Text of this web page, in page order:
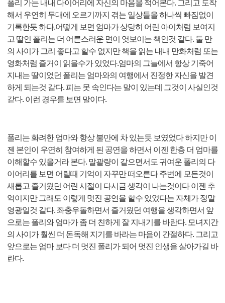
폴리 가는 내내 다이어리에 자신의 마음을 적어본다. 그리고 도착
해서 우연히 무대에 오르기까지 겪는 일상들을 하나씩 빠짐없이
기록한듯 하다.어떻게 보면 엄마가 상당히 어린 아이처럼 보여지
고 딸인 폴리는 더 어른스러운 면이 엿보이는 책인것 같다. 둘 만
의 사이가 그리 좋다고 할수 없지만 책을 읽는 내내 만화처럼 또는
영화처럼 즐거이 읽을수가 있었다.엄마의 그늘에서 항상 기죽어
지내는 딸이었던 폴리는 엄마와의 여행에서 진정한 자신을 발견
하게 되는것 같다. 피는 못 속인다는 말이 있는데 그것이 사실인것
같다. 이런 경우를 보면 말이다.
폴리는 화려한 엄마와 항상 불만에 차 있는듯 보였었다 하지만 이
젠 본인이 우연히 참여하게 된 공연을 하면서 이젠 한층 더 엄마를
이해할수 있을거라 본다. 말괄량이 같으면서도 귀여운 폴리의 다
이어리를 보면 어릴때 기억이 자꾸만 떠오른다 주변에 모든것이
새롭고 즐거웠던 어린 시절이 다시금 생각이 나는것이다 이젠 추
억이지만 그래도 이렇게 멋진 공연을 할수 있었다는 자체가 정말
영광일것 같다. 좌충우돌하면서 즐거웠던 여행을 생각하면서 앞
으로는 폴리와 엄마가 좀 더 친하게 잘 지내기를 바란다. 모녀지간
의 사이가 훨씬 더 돈독해 지기를 바라는 마음이 간절하다. 그리고
앞으로는 엄마 보다 더 멋진 폴리가 되어 멋진 인생을 살아가길 바
란다.